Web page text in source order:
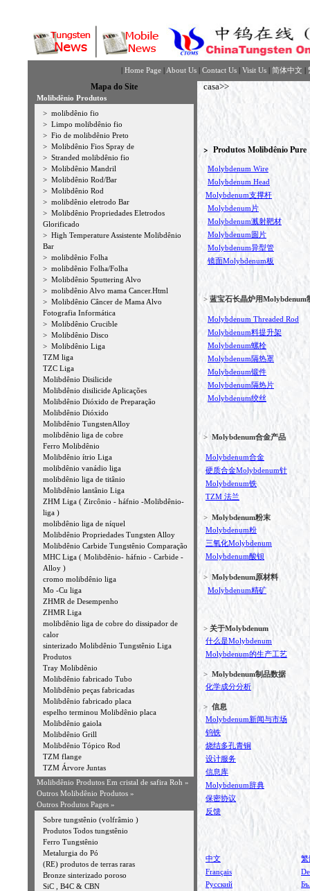
| Home Page | About Us | Contact Us | Visit Us | 简体中文 |
Mapa do Site
Molibdênio Produtos
> molibdênio fio
> Limpo molibdênio fio
> Fio de molibdênio Preto
> Molibdênio Fios Spray de
> Stranded molibdênio fio
> Molibdênio Mandril
> Molibdênio Rod/Bar
> Molibdênio Rod
> molibdênio eletrodo Bar
> Molibdênio Propriedades Eletrodos
Glorificado
> High Temperature Assistente Molibdênio
Bar
> molibdênio Folha
> molibdênio Folha/Folha
> Molibdênio Sputtering Alvo
> molibdênio Alvo mama Cancer.Html
> Molibdênio Câncer de Mama Alvo
Fotografia Informática
> Molibdênio Crucible
> Molibdênio Disco
> Molibdênio Liga
TZM liga
TZC Liga
Molibdênio Disilicide
Molibdênio disilicide Aplicações
Molibdênio Dióxido de Preparação
Molibdênio Dióxido
Molibdênio TungstenAlloy
molibdênio liga de cobre
Ferro Molibdênio
Molibdênio ítrio Liga
molibdênio vanádio liga
molibdênio liga de titânio
Molibdênio lantânio Liga
ZHM Liga ( Zircônio - háfnio -Molibdênio-
liga )
molibdênio liga de níquel
Molibdênio Propriedades Tungsten Alloy
Molibdênio Carbide Tungstênio Comparação
MHC Liga ( Molibdênio- háfnio - Carbide -
Alloy )
cromo molibdênio liga
Mo -Cu liga
ZHMR de Desempenho
ZHMR Liga
molibdênio liga de cobre do dissipador de
calor
sinterizado Molibdênio Tungstênio Liga
Produtos
Tray Molibdênio
Molibdênio fabricado Tubo
Molibdênio peças fabricadas
Molibdênio fabricado placa
espelho terminou Molibdênio placa
Molibdênio gaiola
Molibdênio Grill
Molibdênio Tópico Rod
TZM flange
TZM Árvore Juntas
Molibdênio Produtos Em cristal de safira Roh »
Outros Molibdênio Produtos»
Outros Produtos Pages »
Sobre tungstênio (volfrâmio )
Produtos Todos tungstênio
Ferro Tungstênio
Metalurgia do Pó
(RE) produtos de terras raras
Bronze sinterizado poroso
SiC , B4C & CBN
casa>>
> Produtos Molibdênio Pure
Molybdenum Wire
Molybdenum Head
Molybdenum支撑杆
Molybdenum片
Molybdenum溅射靶材
Molybdenum圆片
Molybdenum异型管
镜面Molybdenum板
> 蓝宝石长晶炉用Molybdenum
Molybdenum Threaded Rod
Molybdenum料提升架
Molybdenum螺栓
Molybdenum隔热罩
Molybdenum锻件
Molybdenum隔热片
Molybdenum绞丝
>Molybdenum合金产品
Molybdenum合金
硬质合金Molybdenum针
Molybdenum铁
TZM 法兰
> Molybdenum粉末
Molybdenum粉
三氧化Molybdenum
Molybdenum酸钡
> Molybdenum原材料
Molybdenum精矿
> 关于Molybdenum
什么是Molybdenum
Molybdenum的生产工艺
> Molybdenum制品数据
化学成分分析
> 信息
Molybdenum新闻与市场
钨铁
烧结多孔青铜
设计服务
信息库
Molybdenum辞典
保密协议
反馈
中文
繁
Français
Русский